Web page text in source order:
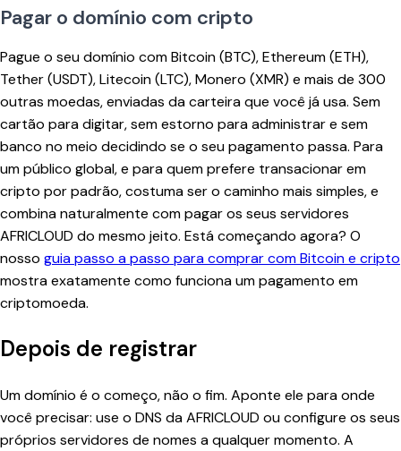
Pagar o domínio com cripto
Pague o seu domínio com Bitcoin (BTC), Ethereum (ETH),
Tether (USDT), Litecoin (LTC), Monero (XMR) e mais de 300
outras moedas, enviadas da carteira que você já usa. Sem
cartão para digitar, sem estorno para administrar e sem
banco no meio decidindo se o seu pagamento passa. Para
um público global, e para quem prefere transacionar em
cripto por padrão, costuma ser o caminho mais simples, e
combina naturalmente com pagar os seus servidores
AFRICLOUD do mesmo jeito. Está começando agora? O
nosso guia passo a passo para comprar com Bitcoin e cripto
mostra exatamente como funciona um pagamento em
criptomoeda.
Depois de registrar
Um domínio é o começo, não o fim. Aponte ele para onde
você precisar: use o DNS da AFRICLOUD ou configure os seus
próprios servidores de nomes a qualquer momento. A